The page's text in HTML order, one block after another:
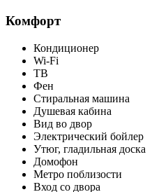
Комфорт
Кондиционер
Wi-Fi
ТВ
Фен
Стиральная машина
Душевая кабина
Вид во двор
Электрический бойлер
Утюг, гладильная доска
Домофон
Метро поблизости
Вход со двора